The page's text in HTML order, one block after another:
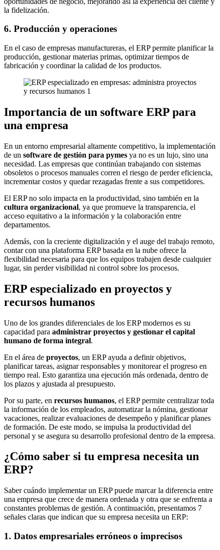
la fidelización.
6. Producción y operaciones
En el caso de empresas manufactureras, el ERP permite planificar la
producción, gestionar materias primas, optimizar tiempos de
fabricación y coordinar la calidad de los productos.
Importancia de un software ERP para
una empresa
En un entorno empresarial altamente competitivo, la implementación
de un software de gestión para pymes ya no es un lujo, sino una
necesidad. Las empresas que continúan trabajando con sistemas
obsoletos o procesos manuales corren el riesgo de perder eficiencia,
incrementar costos y quedar rezagadas frente a sus competidores.
El ERP no solo impacta en la productividad, sino también en la
cultura organizacional, ya que promueve la transparencia, el
acceso equitativo a la información y la colaboración entre
departamentos.
Además, con la creciente digitalización y el auge del trabajo remoto,
contar con una plataforma ERP basada en la nube ofrece la
flexibilidad necesaria para que los equipos trabajen desde cualquier
lugar, sin perder visibilidad ni control sobre los procesos.
ERP especializado en proyectos y
recursos humanos
Uno de los grandes diferenciales de los ERP modernos es su
capacidad para administrar proyectos y gestionar el capital
humano de forma integral.
En el área de proyectos, un ERP ayuda a definir objetivos,
planificar tareas, asignar responsables y monitorear el progreso en
tiempo real. Esto garantiza una ejecución más ordenada, dentro de
los plazos y ajustada al presupuesto.
Por su parte, en recursos humanos, el ERP permite centralizar toda
la información de los empleados, automatizar la nómina, gestionar
vacaciones, realizar evaluaciones de desempeño y planificar planes
de formación. De este modo, se impulsa la productividad del
personal y se asegura su desarrollo profesional dentro de la empresa.
¿Cómo saber si tu empresa necesita un
ERP?
Saber cuándo implementar un ERP puede marcar la diferencia entre
una empresa que crece de manera ordenada y otra que se enfrenta a
constantes problemas de gestión. A continuación, presentamos 7
señales claras que indican que su empresa necesita un ERP:
1. Datos empresariales erróneos o imprecisos